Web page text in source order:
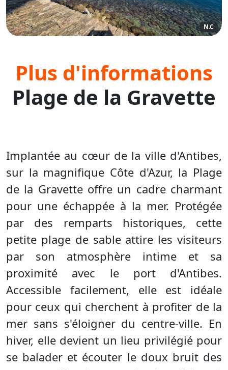
N.C
Plus d'informations
Plage de la Gravette
Implantée au cœur de la ville d'Antibes,
sur la magnifique Côte d'Azur, la Plage
de la Gravette offre un cadre charmant
pour une échappée à la mer. Protégée
par des remparts historiques, cette
petite plage de sable attire les visiteurs
par son atmosphère intime et sa
proximité avec le port d'Antibes.
Accessible facilement, elle est idéale
pour ceux qui cherchent à profiter de la
mer sans s'éloigner du centre-ville. En
hiver, elle devient un lieu privilégié pour
se balader et écouter le doux bruit des